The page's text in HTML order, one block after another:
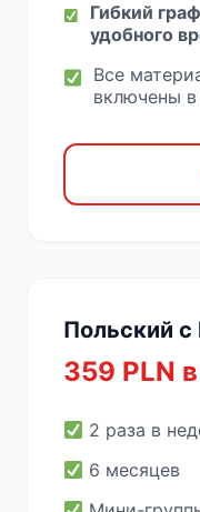
Гибкий
удобного
Все
включены
Польский с
359 PLN
2 раза в
6 месяцев